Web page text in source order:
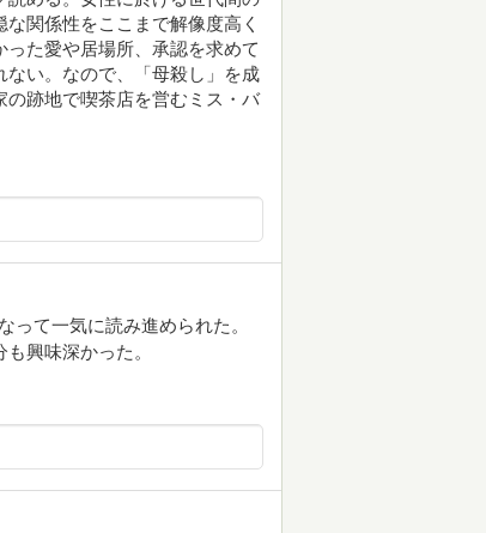
関係性をここまで解像度高く
た愛や居場所、承認を求めて
い。なので、「母殺し」を成
の跡地で喫茶店を営むミス・バ
って一気に読み進められた。
興味深かった。